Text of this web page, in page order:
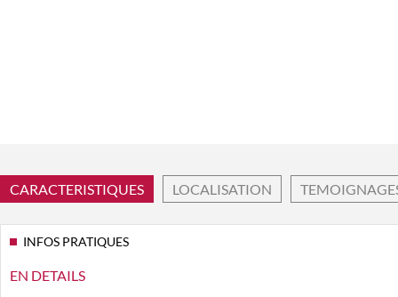
CARACTERISTIQUES LOCALISATION
INFOS PRATIQUES
EN DETAILS